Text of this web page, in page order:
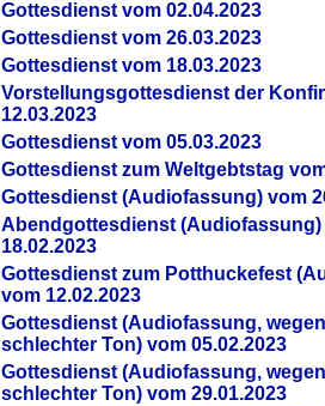
Gottesdienst vom 02.04.2023
Gottesdienst vom 26.03.2023
Gottesdienst vom 18.03.2023
Vorstellungsgottesdienst der
12.03.2023
Gottesdienst vom 05.03.2023
Gottesdienst zum Weltgebtstag
Gottesdienst (Audiofassung) vom
Abendgottesdienst (Audiofassung)
18.02.2023
Gottesdienst zum Potthuckefest
vom 12.02.2023
Gottesdienst (Audiofassung,
schlechter Ton) vom 05.02.2023
Gottesdienst (Audiofassung,
schlechter Ton) vom 29.01.2023